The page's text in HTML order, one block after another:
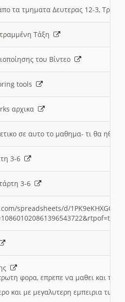
τα τμηματα Δευτερας 12-3,
Τάξη
του Βίντεο
tools
αρχικα
σε αυτο το μαθημα- τι θα
3-6
3-6
spreadsheets/d/
φορα, επρεπε να μαθει και το
και με μεγαλυτερη εμπειρια